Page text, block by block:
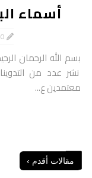
أسماء
بسم الله الرحمان
نشر عدد من
معتمدين ع...